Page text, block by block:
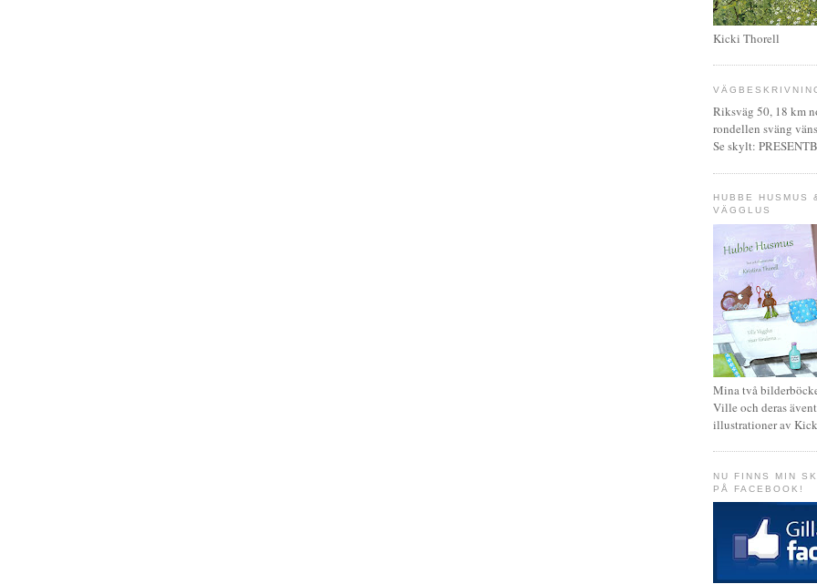
Kicki Thorell
Riksväg 50, 18 km
rondellen sväng
Se skylt:
HUBBE HUSMUS
VÄGGLUS
Mina två
Ville och deras
illustrationer av
NU FINNS MIN
PÅ FACEBOOK!